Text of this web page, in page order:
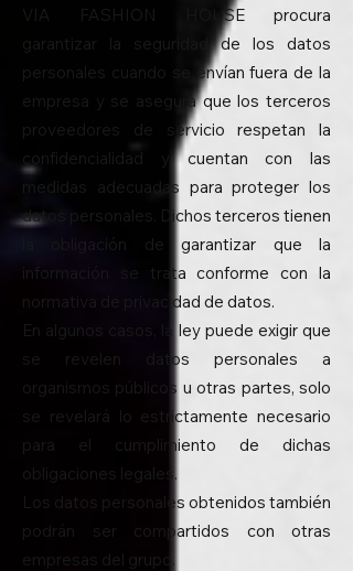
VIA FASHION HOUSE procura
garantizar la seguridad de los datos
personales cuando se envían fuera de la
empresa y se asegura que los terceros
proveedores de servicio respetan la
confidencialidad y cuentan con las
medidas adecuadas para proteger los
datos personales. Dichos terceros tienen
la obligación de garantizar que la
información se trata conforme con la
normativa de privacidad de datos.
En algunos casos, la ley puede exigir que
se revelen datos personales a
organismos públicos u otras partes, solo
se revelará lo estrictamente necesario
para el cumplimiento de dichas
obligaciones legales.
Los datos personales obtenidos también
podrán ser compartidos con otras
empresas del grupo.